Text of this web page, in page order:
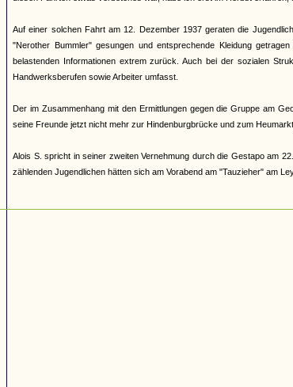
Auf einer solchen Fahrt am 12. Dezember 1937 geraten die
"Nerother Bummler" gesungen und entsprechende Kleidung
belastenden Informationen extrem zurück. Auch bei der sozialen
Handwerksberufen sowie Arbeiter umfasst.
Der im Zusammenhang mit den Ermittlungen gegen die Gruppe am
seine Freunde jetzt nicht mehr zur Hindenburgbrücke und zum
Alois S. spricht in seiner zweiten Vernehmung durch die Gestapo am
zählenden Jugendlichen hätten sich am Vorabend am "Tauzieher" am